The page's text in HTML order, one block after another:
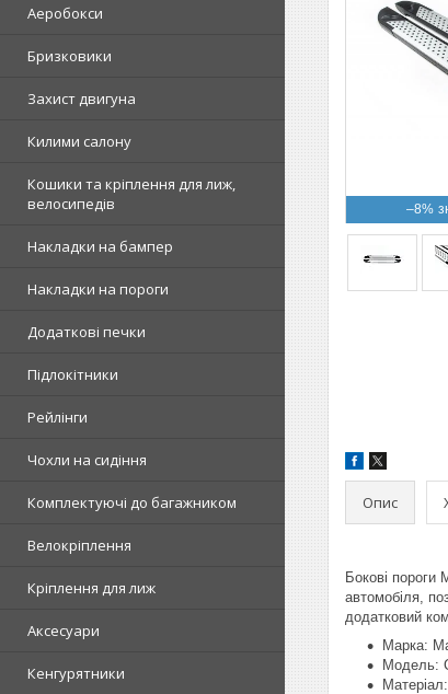
Аеробокси
Бризковики
Захист двигуна
Килими салону
Кошики та кріплення для лиж,
велосипедів
Накладки на бампер
Накладки на пороги
Додаткові печки
Підлокітники
Рейлінги
Чохли на сидіння
Комплектуючі до багажником
Велокріплення
Кріплення для лиж
Аксесуари
Кенгурятники
–8%
Опис
Бокові пороги
автомобіля,
додатковий
Марка:
Модель: